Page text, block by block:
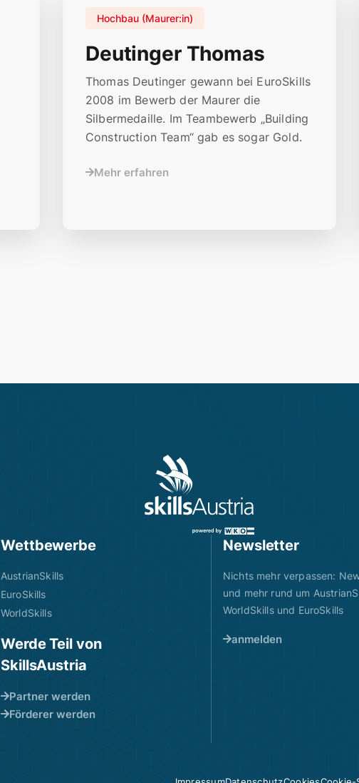
Deutinger Thomas
Hochbau (Maurer:in)
Thomas Deutinger gewann bei EuroSkills
2008 im Bewerb der Maurer die
Silbermedaille. Im Teambewerb „Building
Construction Team“ gab es sogar Gold.
Mehr erfahren
Wettbewerbe
AustrianSkills
EuroSkills
WorldSkills
Werde Teil von
SkillsAustria
Partner werden
Förderer werden
Newsletter
Nichts mehr verpassen:
und mehr rund um
WorldSkills und EuroSkills
anmelden